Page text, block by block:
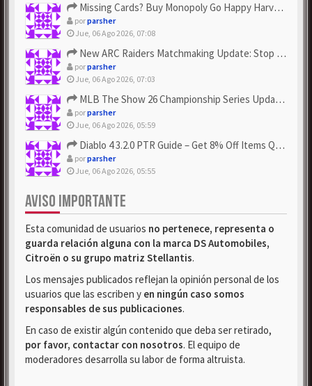
Missing Cards? Buy Monopoly Go Happy Harvest with Looney Tun...
porparsher
Jue, 06 Ago 2026, 07:08
New ARC Raiders Matchmaking Update: Stop Failed - Grab Bluep...
porparsher
Jue, 06 Ago 2026, 07:03
MLB The Show 26 Championship Series Update! Get Cheap & ...
porparsher
Jue, 06 Ago 2026, 05:59
Diablo 4 3.2.0 PTR Guide – Get 8% Off Items Quickly to Test ...
porparsher
Jue, 06 Ago 2026, 05:55
AVISO IMPORTANTE
Esta comunidad de usuarios no pertenece, representa o
guarda relación alguna con la marca DS Automobiles,
Citroën o su grupo matriz Stellantis.
Los mensajes publicados reflejan la opinión personal de los
usuarios que las escriben y en ningún caso somos
responsables de sus publicaciones.
En caso de existir algún contenido que deba ser retirado,
por favor, contactar con nosotros. El equipo de
moderadores desarrolla su labor de forma altruista.